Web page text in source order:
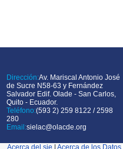
Dirección:Av. Mariscal Antonio José
de Sucre N58-63 y Fernández
Salvador Edif. Olade - San Carlos,
Quito - Ecuador.
Teléfono:(593 2) 259 8122 / 2598
280
Email:sielac@olacde.org
Acerca del sie Acerca de los Datos|